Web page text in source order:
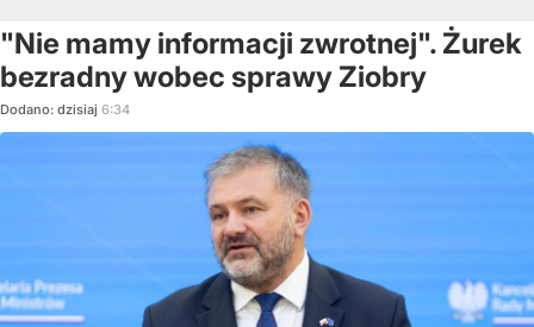
"Nie mamy informacji zwrotnej". Żurek
bezradny wobec sprawy Ziobry
Dodano: dzisiaj 6:34